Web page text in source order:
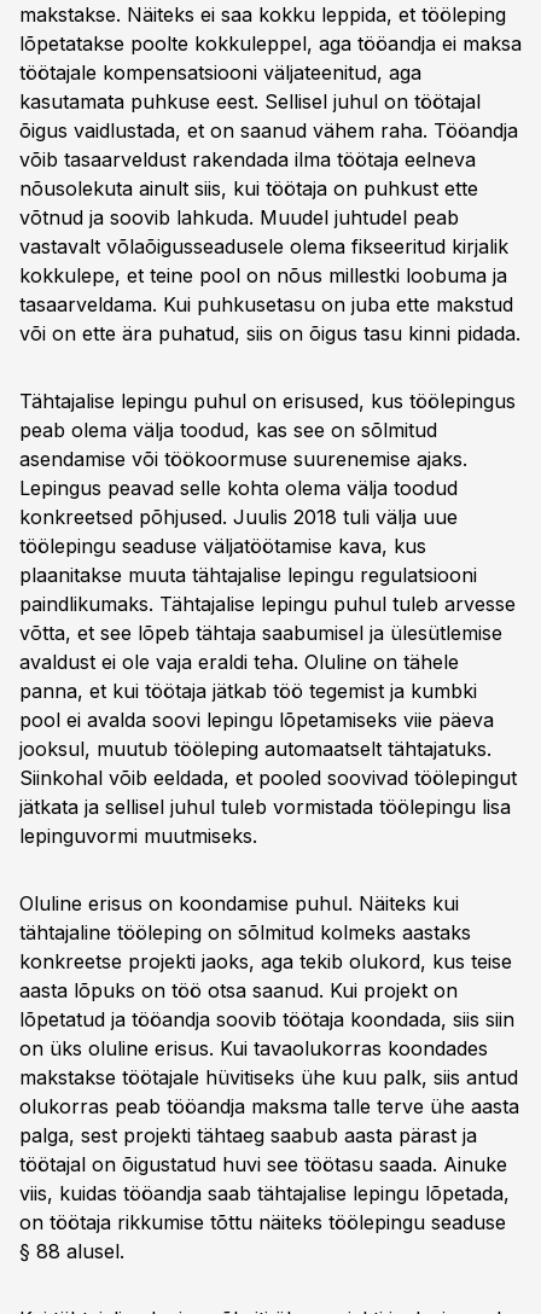
makstakse. Näiteks ei saa kokku leppida, et tööleping
lõpetatakse poolte kokkuleppel, aga tööandja ei maksa
töötajale kompensatsiooni väljateenitud, aga
kasutamata puhkuse eest. Sellisel juhul on töötajal
õigus vaidlustada, et on saanud vähem raha. Tööandja
võib tasaarveldust rakendada ilma töötaja eelneva
nõusolekuta ainult siis, kui töötaja on puhkust ette
võtnud ja soovib lahkuda. Muudel juhtudel peab
vastavalt võlaõigusseadusele olema fikseeritud kirjalik
kokkulepe, et teine pool on nõus millestki loobuma ja
tasaarveldama. Kui puhkusetasu on juba ette makstud
või on ette ära puhatud, siis on õigus tasu kinni pidada.
Tähtajalise lepingu puhul on erisused, kus töölepingus
peab olema välja toodud, kas see on sõlmitud
asendamise või töökoormuse suurenemise ajaks.
Lepingus peavad selle kohta olema välja toodud
konkreetsed põhjused. Juulis 2018 tuli välja uue
töölepingu seaduse väljatöötamise kava, kus
plaanitakse muuta tähtajalise lepingu regulatsiooni
paindlikumaks. Tähtajalise lepingu puhul tuleb arvesse
võtta, et see lõpeb tähtaja saabumisel ja ülesütlemise
avaldust ei ole vaja eraldi teha. Oluline on tähele
panna, et kui töötaja jätkab töö tegemist ja kumbki
pool ei avalda soovi lepingu lõpetamiseks viie päeva
jooksul, muutub tööleping automaatselt tähtajatuks.
Siinkohal võib eeldada, et pooled soovivad töölepingut
jätkata ja sellisel juhul tuleb vormistada töölepingu lisa
lepinguvormi muutmiseks.
Oluline erisus on koondamise puhul. Näiteks kui
tähtajaline tööleping on sõlmitud kolmeks aastaks
konkreetse projekti jaoks, aga tekib olukord, kus teise
aasta lõpuks on töö otsa saanud. Kui projekt on
lõpetatud ja tööandja soovib töötaja koondada, siis siin
on üks oluline erisus. Kui tavaolukorras koondades
makstakse töötajale hüvitiseks ühe kuu palk, siis antud
olukorras peab tööandja maksma talle terve ühe aasta
palga, sest projekti tähtaeg saabub aasta pärast ja
töötajal on õigustatud huvi see töötasu saada. Ainuke
viis, kuidas tööandja saab tähtajalise lepingu lõpetada,
on töötaja rikkumise tõttu näiteks töölepingu seaduse
§ 88 alusel.